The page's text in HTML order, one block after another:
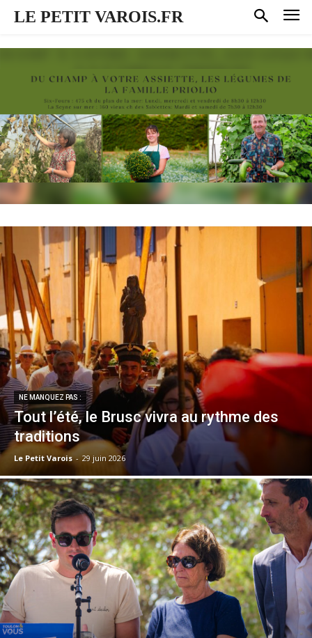
LE PETIT VAROIS.FR
NE MANQUEZ PAS :
Tout l’été, le Brusc vivra au rythme des
traditions
Le Petit Varois - 29 juin 2026